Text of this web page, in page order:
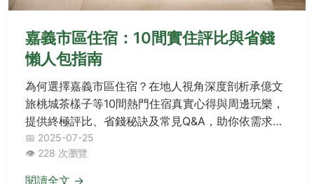
嘉義市區住宿：10間實住評比與省錢
懶人包指南
為何選擇嘉義市區住宿？在地人視角深度剖析承億文
旅桃城茶樣子等10間熱門住宿真實心得與周邊玩樂，
提供終極評比、省錢秘訣及常見Q&A，助你依需求聰
明挑對住宿地點，輕鬆規劃嘉義之旅。
📅 2025-07-25
👁️ 228 次瀏覽
閱讀全文 →